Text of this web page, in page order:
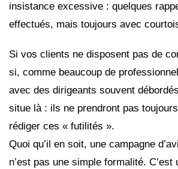
insistance excessive : quelques
effectués, mais toujours avec
Si vos clients ne disposent pas de
si, comme beaucoup de
avec des dirigeants souvent
situe là : ils ne prendront pas
rédiger ces « futilités ».
Quoi qu’il en soit, une campagne
n’est pas une simple formalité. C’est